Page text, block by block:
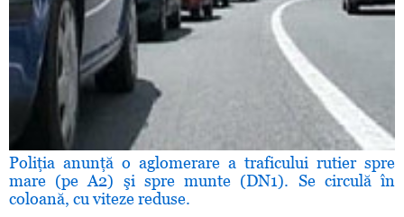
Poliţia anunţă o aglomerare a traficului rutier spre
mare (pe A2) şi spre munte (DN1). Se circulă în
coloană, cu viteze reduse.